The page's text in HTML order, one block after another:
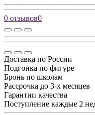
0 отзывов0
Доставка по России
Подгонка по фигуре
Бронь по школам
Рассрочка до 3-х месяцев
Гарантии качества
Поступление каждые 2